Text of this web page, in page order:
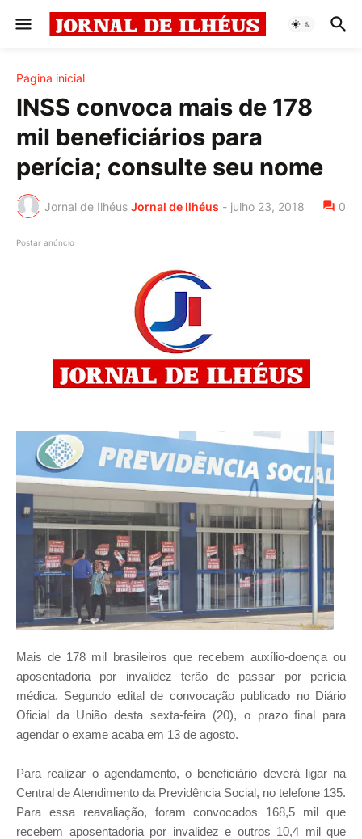
Página inicial
INSS convoca mais de 178
mil beneficiários para
perícia; consulte seu nome
Jornal de Ilhéus Jornal de Ilhéus - julho 23, 2018 0
Postar anúncio
Mais de 178 mil brasileiros que recebem auxílio-doença ou
aposentadoria por invalidez terão de passar por perícia
médica. Segundo edital de convocação publicado no Diário
Oficial da União desta sexta-feira (20), o prazo final para
agendar o exame acaba em 13 de agosto.
Para realizar o agendamento, o beneficiário deverá ligar na
Central de Atendimento da Previdência Social, no telefone 135.
Para essa reavaliação, foram convocados 168,5 mil que
recebem aposentadoria por invalidez e outros 10,4 mil que